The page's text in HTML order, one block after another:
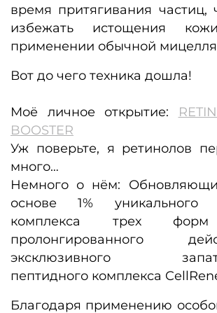
время притягивания частиц,
избежать истощения
применении обычной
Вот до чего техника дошла!
Моё личное открытие:
BOOSTER
Уж поверьте, я ретинолов
много…
Немного о нём:
основе 1% уникального
комплекса трех форм
пролонгированного
эксклюзивного
пептидного комплекса
Благодаря применению